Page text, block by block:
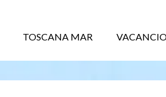
TOSCANA MAR